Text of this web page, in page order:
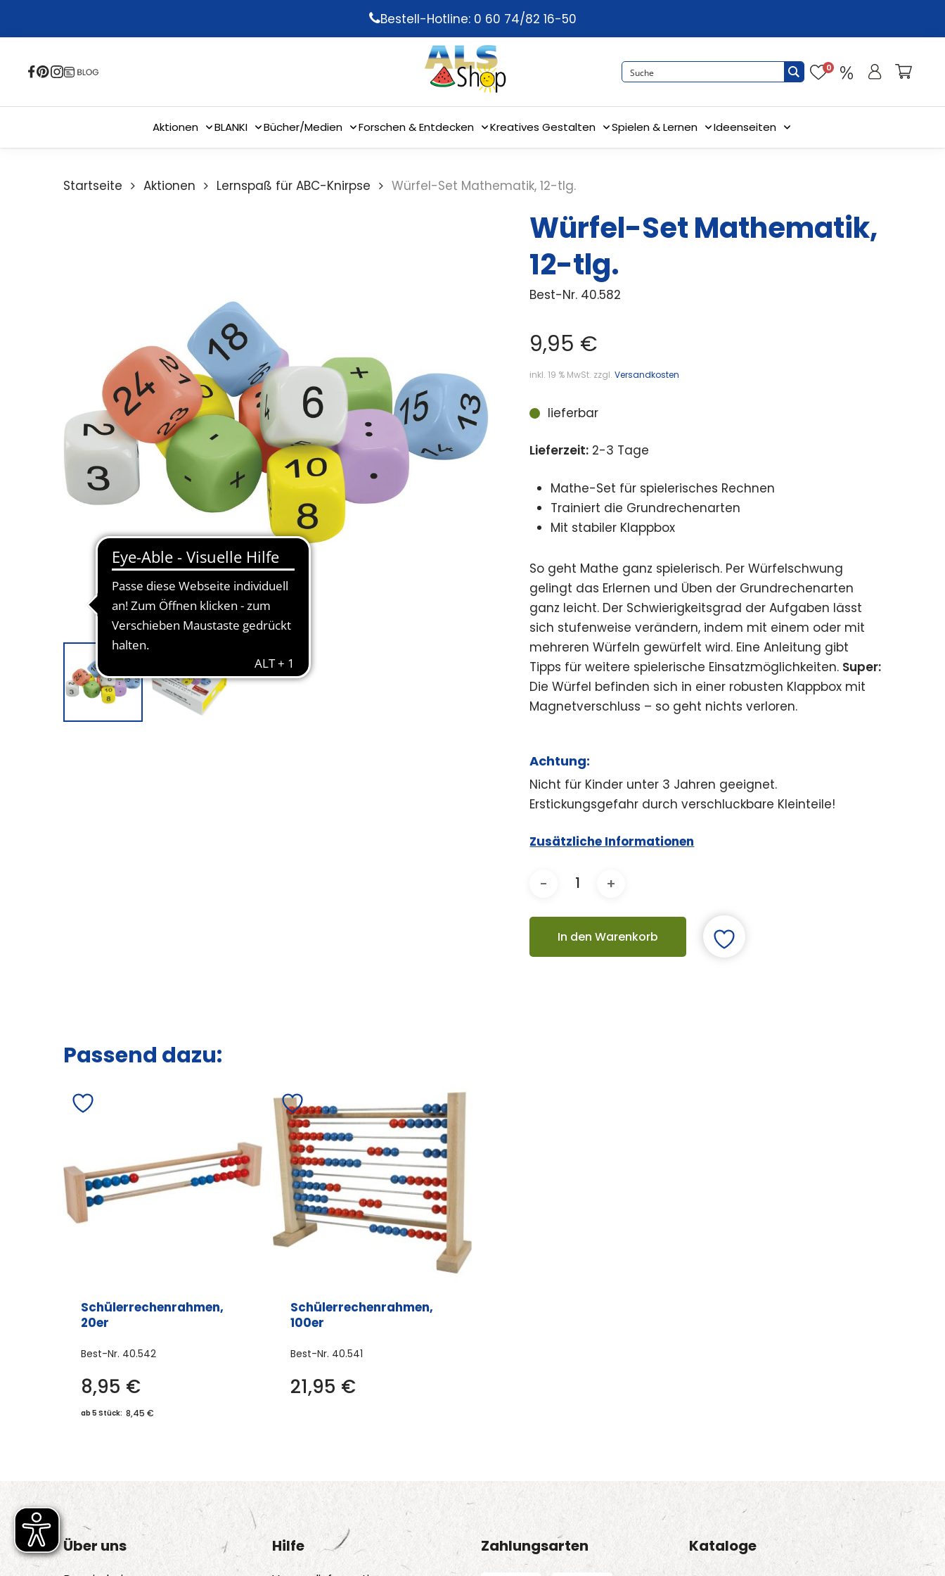
content
Bestell-Hotline: 0 60 74/82 16-50
0
Aktionen BLANKI Bücher/Medien Forschen & Entdecken Kreatives Gestalten Spielen & Lernen Ideenseiten
Startseite Aktionen Lernspaß für ABC-Knirpse Würfel-Set Mathematik, 12-tlg.
Würfel-Set Mathematik,
12-tlg.
Best-Nr. 40.582
9,95 €
inkl. 19 % MwSt. zzgl.Versandkosten
lieferbar
Lieferzeit: 2-3 Tage
Mathe-Set für spielerisches Rechnen
Trainiert die Grundrechenarten
Mit stabiler Klappbox
So geht Mathe ganz spielerisch. Per Würfelschwung
gelingt das Erlernen und Üben der Grundrechenarten
ganz leicht. Der Schwierigkeitsgrad der Aufgaben lässt
sich stufenweise verändern, indem mit einem oder mit
mehreren Würfeln gewürfelt wird. Eine Anleitung gibt
Tipps für weitere spielerische Einsatzmöglichkeiten. Super:
Die Würfel befinden sich in einer robusten Klappbox mit
Magnetverschluss – so geht nichts verloren.
Achtung:
Nicht für Kinder unter 3 Jahren geeignet.
Erstickungsgefahr durch verschluckbare Kleinteile!
Zusätzliche Informationen
In den Warenkorb
Passend dazu:
Schülerrechenrahmen,
20er
Best-Nr. 40.542
8,95 €
ab 5 Stück: 8,45 €
Schülerrechenrahmen,
100er
Best-Nr. 40.541
21,95 €
Über uns Hilfe Zahlungsarten Kataloge